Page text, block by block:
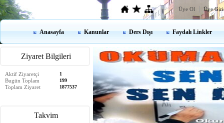
Üye Ol Üye
Anasayfa Kanunlar Ders Dışı Faydalı Linkler
Ziyaret Bilgileri
Aktif Ziyaretçi 1
Bugün Toplam 199
Toplam Ziyaret 1877537
Takvim